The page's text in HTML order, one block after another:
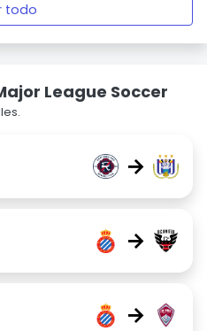
todo
League Soccer
→
→
→